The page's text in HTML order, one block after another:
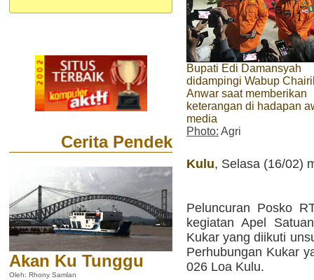
Cerita Pendek
Akan Ku Tunggu
Oleh: Rhony Samlan
Bupati Edi Damansyah
didampingi Wabup
Anwar saat memberikan
keterangan di hadapan
media
Photo: Agri
Kulu, Selasa (16/02)
Peluncuran Posko
kegiatan Apel
Kukar yang diikuti
Perhubungan Kukar
026 Loa Kulu.